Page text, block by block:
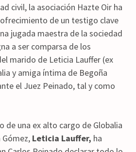
civil, la asociación Hazte Oir ha
de un testigo clave
jugada maestra de la sociedad
a ser comparsa de los
marido de Leticia Lauffer (ex
y amiga íntima de Begoña
el Juez Peinado, tal y como
de una ex alto cargo de Globalia
Leticia Lauffer, ha